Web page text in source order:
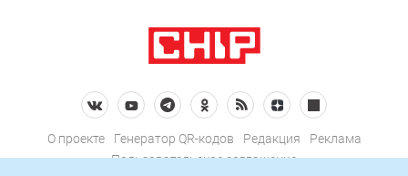
О проекте Генератор QR-кодов Редакция
Реклама
Пользовательское соглашение